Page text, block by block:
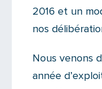
2016 et un
nos
Nous venons
année